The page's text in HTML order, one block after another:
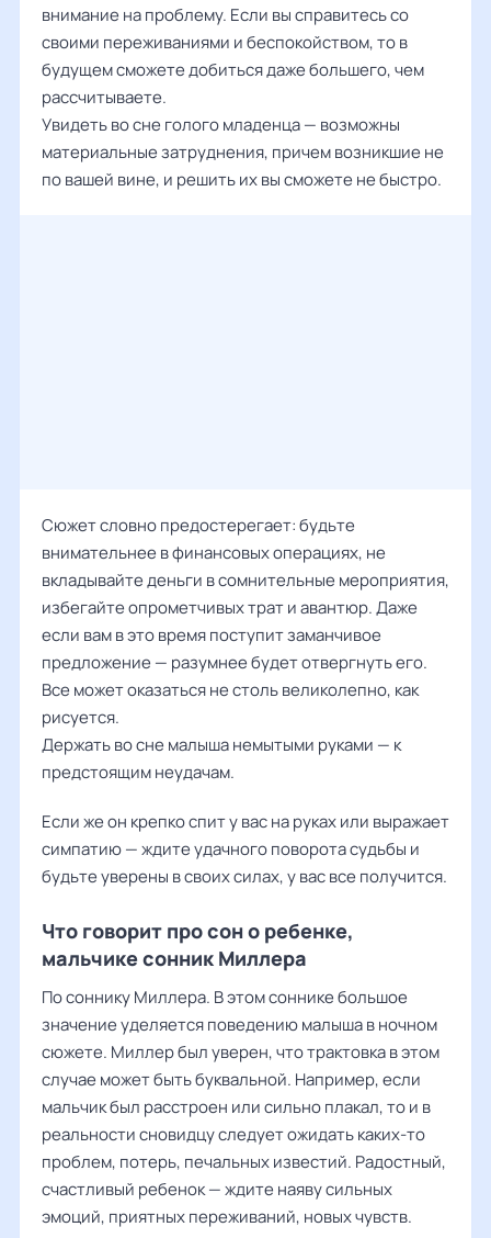
внимание на проблему. Если вы справитесь со
своими переживаниями и беспокойством, то в
будущем сможете добиться даже большего, чем
рассчитываете.
Увидеть во сне голого младенца — возможны
материальные затруднения, причем возникшие не
по вашей вине, и решить их вы сможете не быстро.
Сюжет словно предостерегает: будьте
внимательнее в финансовых операциях, не
вкладывайте деньги в сомнительные мероприятия,
избегайте опрометчивых трат и авантюр. Даже
если вам в это время поступит заманчивое
предложение — разумнее будет отвергнуть его.
Все может оказаться не столь великолепно, как
рисуется.
Держать во сне малыша немытыми руками — к
предстоящим неудачам.
Если же он крепко спит у вас на руках или выражает
симпатию — ждите удачного поворота судьбы и
будьте уверены в своих силах, у вас все получится.
Что говорит про сон о ребенке,
мальчике сонник Миллера
По соннику Миллера. В этом соннике большое
значение уделяется поведению малыша в ночном
сюжете. Миллер был уверен, что трактовка в этом
случае может быть буквальной. Например, если
мальчик был расстроен или сильно плакал, то и в
реальности сновидцу следует ожидать каких-то
проблем, потерь, печальных известий. Радостный,
счастливый ребенок — ждите наяву сильных
эмоций, приятных переживаний, новых чувств.